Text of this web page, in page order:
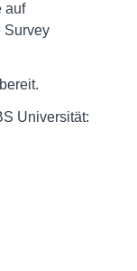
auf
Survey
Universität: